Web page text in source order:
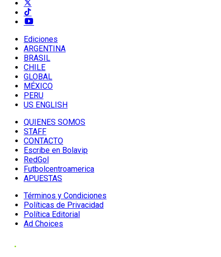
Ediciones
ARGENTINA
BRASIL
CHILE
GLOBAL
MÉXICO
PERU
US ENGLISH
QUIENES SOMOS
STAFF
CONTACTO
Escribe en Bolavip
RedGol
Futbolcentroamerica
APUESTAS
Términos y Condiciones
Políticas de Privacidad
Política Editorial
Ad Choices